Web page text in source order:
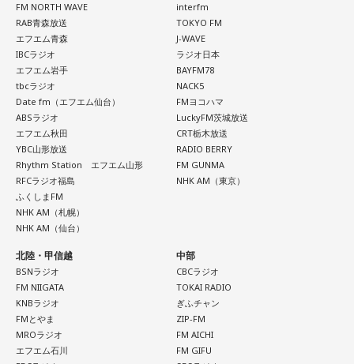
FM NORTH WAVE
RAB青森放送
エフエム青森
IBCラジオ
エフエム岩手
tbcラジオ
Date fm（エフエム仙台）
ABSラジオ
エフエム秋田
YBC山形放送
Rhythm Station エフエム山形
RFCラジオ福島
ふくしまFM
NHK AM（札幌）
NHK AM（仙台）
interfm
TOKYO FM
J-WAVE
ラジオ日本
BAYFM78
NACK5
FMヨコハマ
LuckyFM茨城放送
CRT栃木放送
RADIO BERRY
FM GUNMA
NHK AM（東京）
北陸・甲信越
BSNラジオ
FM NIIGATA
KNBラジオ
FMとやま
MROラジオ
エフエム石川
中部
CBCラジオ
TOKAI RADIO
ぎふチャン
ZIP-FM
FM AICHI
FM GIFU